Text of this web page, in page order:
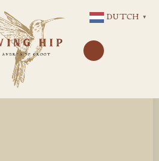
NAAR
DE
INHOUD
DUTCH ▼